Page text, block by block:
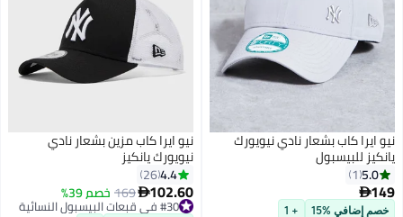
نيو ايرا كاب بشعار نادي نيويورك
يانكيز للبيسبول
5.0
1
149
خصم إضافي %15 + 1
نيو ايرا كاب مزين بشعار نادي
نيويورك يانكيز
4.4
26
102.60
169 خصم 39%
#30 في قبعات البيسبول النسائية